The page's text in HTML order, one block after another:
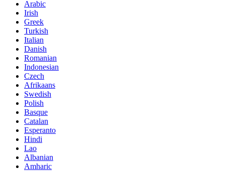
Arabic
Irish
Greek
Turkish
Italian
Danish
Romanian
Indonesian
Czech
Afrikaans
Swedish
Polish
Basque
Catalan
Esperanto
Hindi
Lao
Albanian
Amharic